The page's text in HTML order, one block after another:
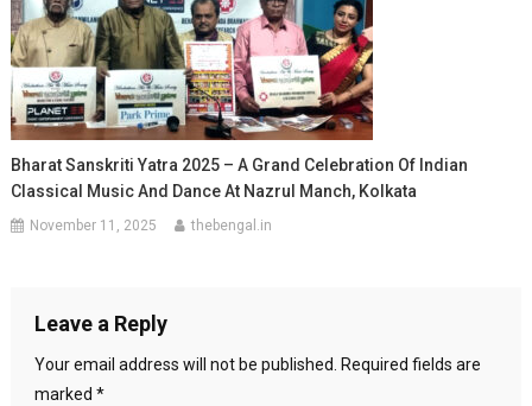
Bharat Sanskriti Yatra 2025 – A Grand Celebration Of Indian
Classical Music And Dance At Nazrul Manch, Kolkata
November 11, 2025 thebengal.in
Leave a Reply
Your email address will not be published.
Required fields are
marked *